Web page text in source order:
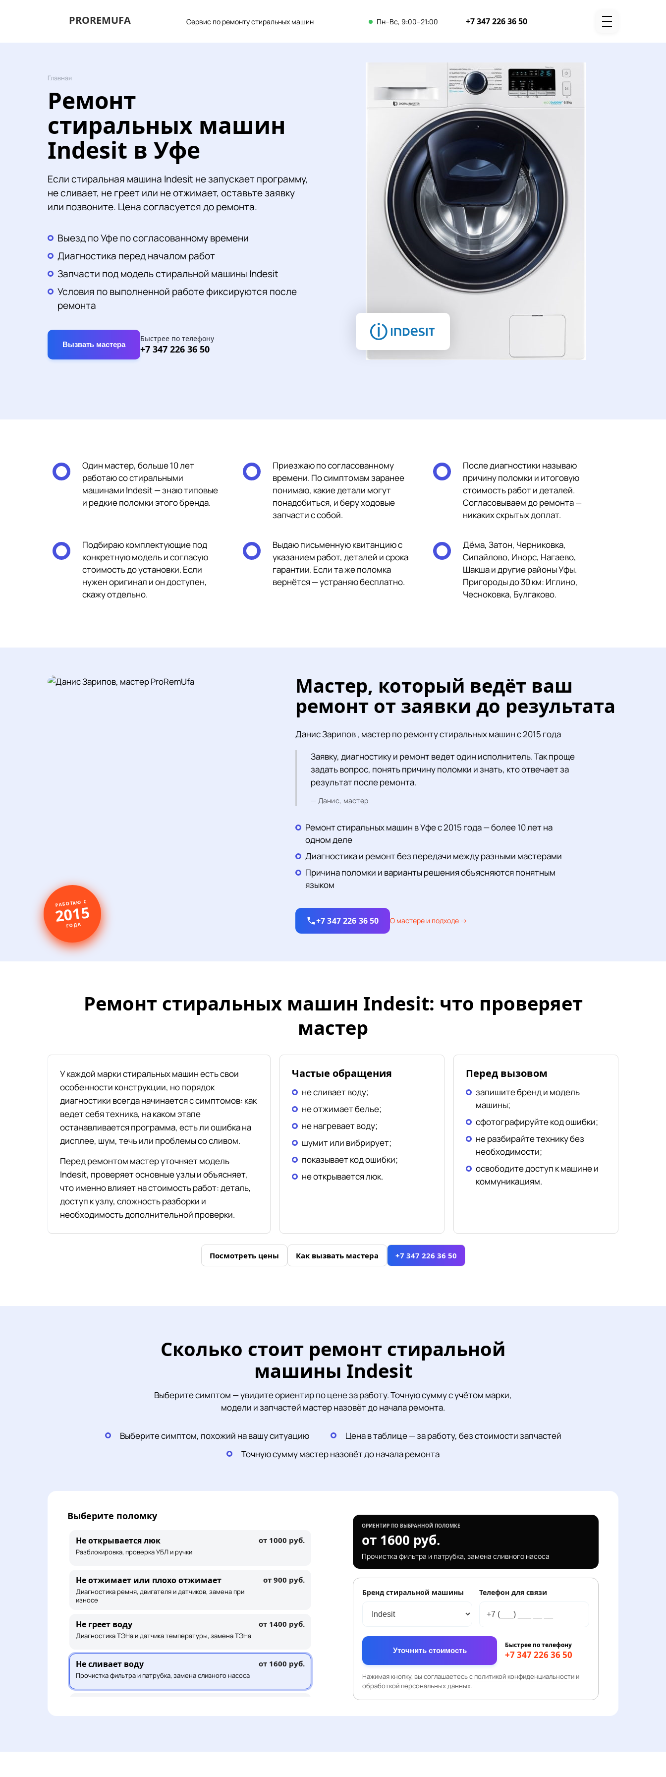
PROREMUFA Сервис по ремонту стиральных машин Пн–Вс, 9:00–21:00 +7 347 226 36 50 WhatsApp
Главная
Ремонт
стиральных машин
Indesit в Уфе
Если стиральная машина Indesit не запускает программу,
не сливает, не греет или не отжимает, оставьте заявку
или позвоните. Цена согласуется до ремонта.
Выезд по Уфе по согласованному времени
Диагностика перед началом работ
Запчасти под модель стиральной машины Indesit
Условия по выполненной работе фиксируются после
ремонта
Вызвать мастера
Быстрее по телефону
+7 347 226 36 50
Один мастер, больше 10 лет
работаю со стиральными
машинами Indesit — знаю типовые
и редкие поломки этого бренда.
Приезжаю по согласованному
времени. По симптомам заранее
понимаю, какие детали могут
понадобиться, и беру ходовые
запчасти с собой.
После диагностики называю
причину поломки и итоговую
стоимость работ и деталей.
Согласовываем до ремонта —
никаких скрытых доплат.
Подбираю комплектующие под
конкретную модель и согласую
стоимость до установки. Если
нужен оригинал и он доступен,
скажу отдельно.
Выдаю письменную квитанцию с
указанием работ, деталей и срока
гарантии. Если та же поломка
вернётся — устраняю бесплатно.
Дёма, Затон, Черниковка,
Сипайлово, Инорс, Нагаево,
Шакша и другие районы Уфы.
Пригороды до 30 км: Иглино,
Чесноковка, Булгаково.
РАБОТАЮ С
2015
ГОДА
Мастер, который ведёт ваш
ремонт от заявки до результата
Данис Зарипов , мастер по ремонту стиральных машин с 2015 года
Заявку, диагностику и ремонт ведет один исполнитель. Так проще
задать вопрос, понять причину поломки и знать, кто отвечает за
результат после ремонта.
— Данис, мастер
Ремонт стиральных машин в Уфе с 2015 года — более 10 лет на
одном деле
Диагностика и ремонт без передачи между разными мастерами
Причина поломки и варианты решения объясняются понятным
языком
+7 347 226 36 50 О мастере и подходе →
Ремонт стиральных машин Indesit: что проверяет
мастер
У каждой марки стиральных машин есть свои
особенности конструкции, но порядок
диагностики всегда начинается с симптомов: как
ведет себя техника, на каком этапе
останавливается программа, есть ли ошибка на
дисплее, шум, течь или проблемы со сливом.
Перед ремонтом мастер уточняет модель
Indesit, проверяет основные узлы и объясняет,
что именно влияет на стоимость работ: деталь,
доступ к узлу, сложность разборки и
необходимость дополнительной проверки.
Частые обращения
не сливает воду;
не отжимает белье;
не нагревает воду;
шумит или вибрирует;
показывает код ошибки;
не открывается люк.
Перед вызовом
запишите бренд и модель
машины;
сфотографируйте код ошибки;
не разбирайте технику без
необходимости;
освободите доступ к машине и
коммуникациям.
Посмотреть цены Как вызвать мастера +7 347 226 36 50
Сколько стоит ремонт стиральной
машины Indesit
Выберите симптом — увидите ориентир по цене за работу. Точную сумму с учётом марки,
модели и запчастей мастер назовёт до начала ремонта.
Выберите симптом, похожий на вашу ситуацию
Цена в таблице — за работу, без стоимости запчастей
Точную сумму мастер назовёт до начала ремонта
Выберите поломку
Не открывается люк
Разблокировка, проверка УБЛ и ручки
от 1000 руб.
Не отжимает или плохо отжимает
Диагностика ремня, двигателя и датчиков, замена при
износе
от 900 руб.
Не греет воду
Диагностика ТЭНа и датчика температуры, замена ТЭНа
от 1400 руб.
Не сливает воду
Прочистка фильтра и патрубка, замена сливного насоса
от 1600 руб.
ОРИЕНТИР ПО ВЫБРАННОЙ ПОЛОМКЕ
от 1600 руб.
Прочистка фильтра и патрубка, замена сливного насоса
Бренд стиральной машины Телефон для связи
Уточнить стоимость
Быстрее по телефону
+7 347 226 36 50
Нажимая кнопку, вы соглашаетесь с политикой конфиденциальности и
обработкой персональных данных.